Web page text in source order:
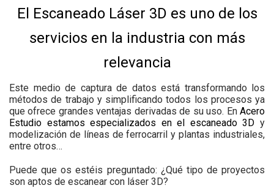
El Escaneado Láser 3D es uno de los
servicios en la industria con más
relevancia
Este medio de captura de datos está transformando los
métodos de trabajo y simplificando todos los procesos ya
que ofrece grandes ventajas derivadas de su uso. En Acero
Estudio estamos especializados en el escaneado 3D y
modelización de líneas de ferrocarril y plantas industriales,
entre otros…
Puede que os estéis preguntado: ¿Qué tipo de proyectos
son aptos de escanear con láser 3D?